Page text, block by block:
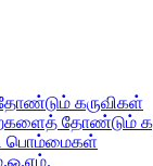
கருவிகள்
தோண்டும்
பொம்மைகள்